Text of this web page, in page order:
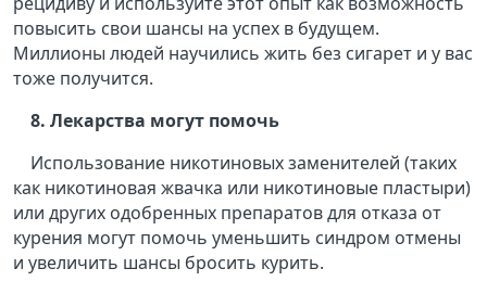
повысить свои шансы на успех в будущем.
Миллионы людей научились жить без сигарет и у вас
тоже получится.
8. Лекарства могут помочь
Использование никотиновых заменителей (таких
как никотиновая жвачка или никотиновые пластыри)
или других одобренных препаратов для отказа от
курения могут помочь уменьшить синдром отмены
и увеличить шансы бросить курить.